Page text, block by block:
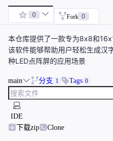
0 Fork 0
本仓库提供了一款专为8x8和
该软件能够帮助用户轻松生成汉
种LED点阵屏的应用场景
main 分支 1 Tags 0
IDE
下载zip
Clone